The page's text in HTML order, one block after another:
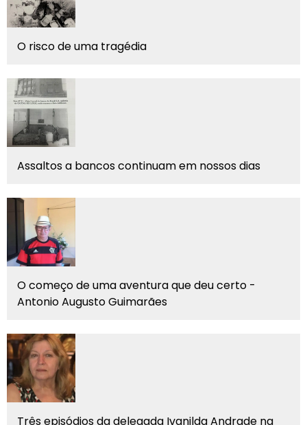
O risco de uma tragédia
Assaltos a bancos continuam em nossos dias
O começo de uma aventura que deu certo -
Antonio Augusto Guimarães
Três episódios da delegada Ivanilda Andrade na